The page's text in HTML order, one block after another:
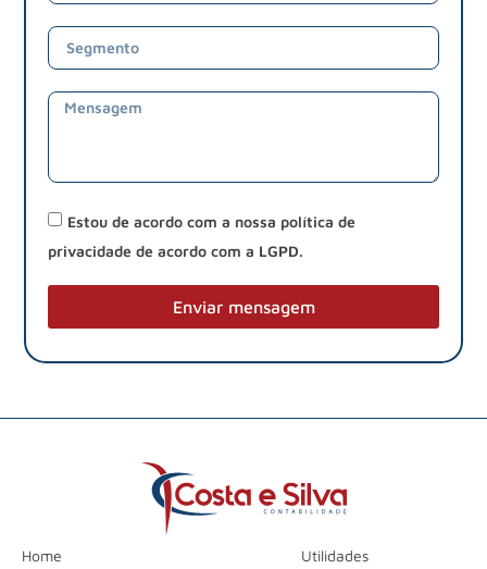
Estou de acordo com a nossa política de
privacidade de acordo com a LGPD.
Enviar mensagem
Home Utilidades